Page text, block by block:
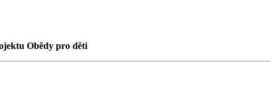
Obědy pro děti